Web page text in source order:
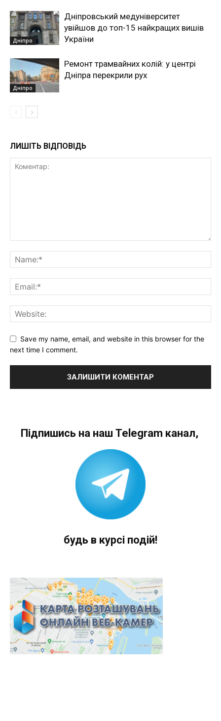
Дніпро
Дніпровський медуніверситет
увійшов до топ-15 найкращих вишів
України
Дніпро
Ремонт трамвайних колій: у центрі
Дніпра перекрили рух
ЛИШІТЬ ВІДПОВІДЬ
Save my name, email, and website in this browser for the
next time I comment.
Підпишись на наш Telegram канал,
будь в курсі подій!